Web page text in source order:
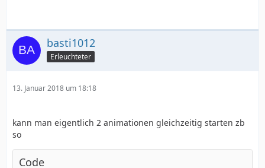
basti1012
Erleuchteter
13. Januar 2018 um 18:18
kann man eigentlich 2 animationen gleichzeitig starten zb
so
Code